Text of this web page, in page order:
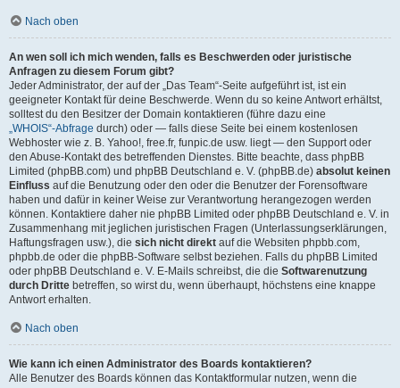
Nach oben
An wen soll ich mich wenden, falls es Beschwerden oder juristische
Anfragen zu diesem Forum gibt?
Jeder Administrator, der auf der „Das Team“-Seite aufgeführt ist, ist ein
geeigneter Kontakt für deine Beschwerde. Wenn du so keine Antwort erhältst,
solltest du den Besitzer der Domain kontaktieren (führe dazu eine
„WHOIS“-Abfrage durch) oder — falls diese Seite bei einem kostenlosen
Webhoster wie z. B. Yahoo!, free.fr, funpic.de usw. liegt — den Support oder
den Abuse-Kontakt des betreffenden Dienstes. Bitte beachte, dass phpBB
Limited (phpBB.com) und phpBB Deutschland e. V. (phpBB.de) absolut keinen
Einfluss auf die Benutzung oder den oder die Benutzer der Forensoftware
haben und dafür in keiner Weise zur Verantwortung herangezogen werden
können. Kontaktiere daher nie phpBB Limited oder phpBB Deutschland e. V. in
Zusammenhang mit jeglichen juristischen Fragen (Unterlassungserklärungen,
Haftungsfragen usw.), die sich nicht direkt auf die Websiten phpbb.com,
phpbb.de oder die phpBB-Software selbst beziehen. Falls du phpBB Limited
oder phpBB Deutschland e. V. E-Mails schreibst, die die Softwarenutzung
durch Dritte betreffen, so wirst du, wenn überhaupt, höchstens eine knappe
Antwort erhalten.
Nach oben
Wie kann ich einen Administrator des Boards kontaktieren?
Alle Benutzer des Boards können das Kontaktformular nutzen, wenn die